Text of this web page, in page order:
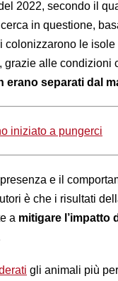
2022, secondo il
in questione,
le
grazie alle condizioni
erano separati dal
iniziato a pungerci
e il
è che i risultati
a mitigare l’impatto
gli animali più